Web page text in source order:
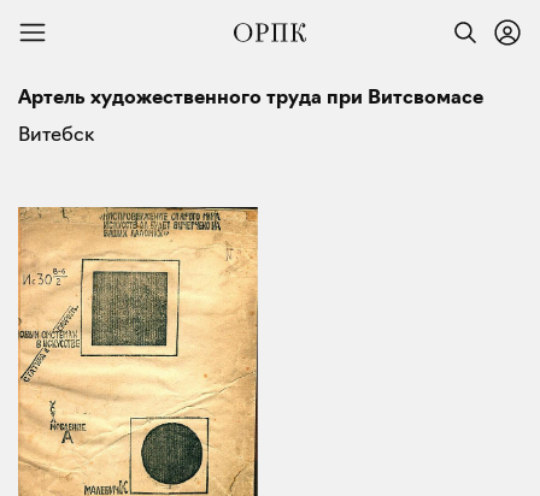
Артель художественного труда при Витсвомасе
Витебск